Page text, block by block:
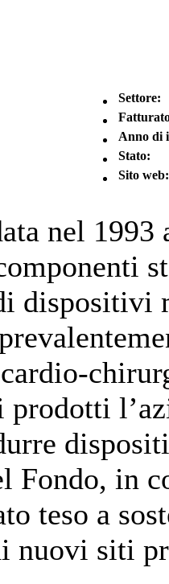
Settore:
Anno di
Stato:
Sito web:
nel
dispositivi
Fondo, in
teso a
nuovi siti